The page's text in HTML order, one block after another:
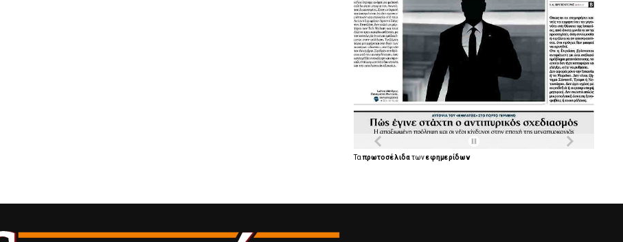
Ταπρωτοσέλιδατωνεφημερίδων